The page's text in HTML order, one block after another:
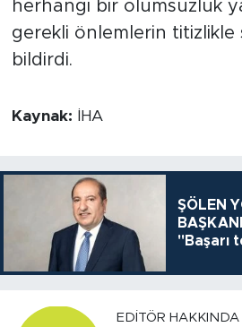
herhangi bir olumsuzluk
gerekli önlemlerin
bildirdi.
Kaynak: İHA
ŞÖLEN
"Başarı
EDITÖR HAKKINDA